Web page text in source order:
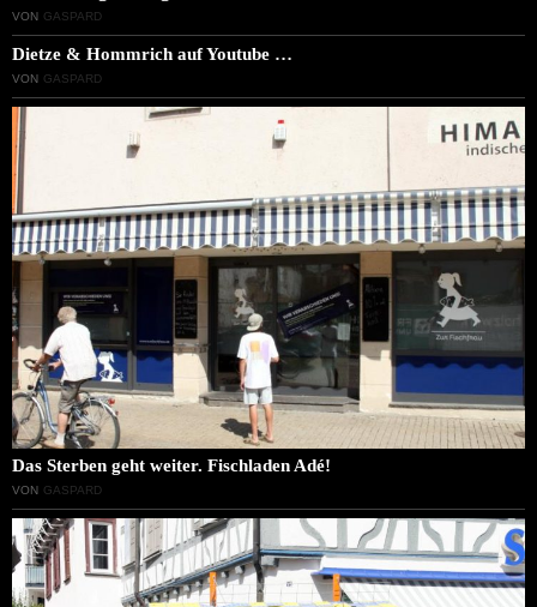
VON GASPARD
Dietze & Hommrich auf Youtube …
VON GASPARD
Das Sterben geht weiter. Fischladen Adé!
VON GASPARD